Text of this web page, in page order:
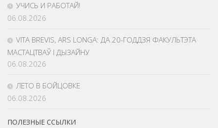
УЧИСЬ И РАБОТАЙ!
06.08.2026
VITA BREVIS, ARS LONGA: ДА 20-ГОДДЗЯ ФАКУЛЬТЭТА
МАСТАЦТВАЎ І ДЫЗАЙНУ
06.08.2026
ЛЕТО В БОЙЦОВКЕ
06.08.2026
ПОЛЕЗНЫЕ ССЫЛКИ